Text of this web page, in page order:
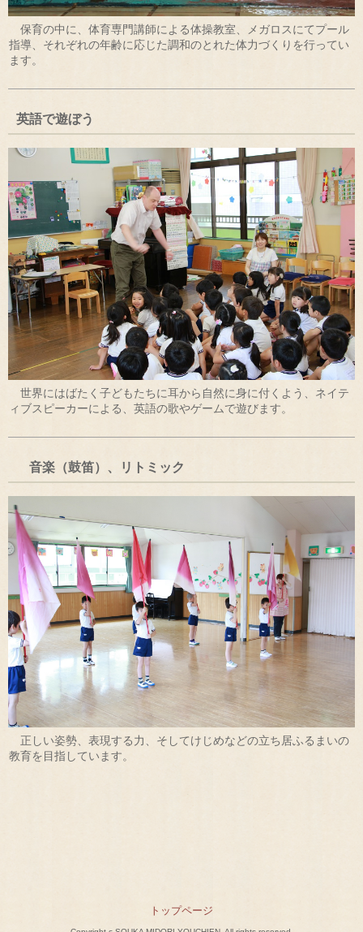
保育の中に、体育専門講師による体操教室、メガロスにてプール
指導、それぞれの年齢に応じた調和のとれた体力づくりを行ってい
ます。
英語で遊ぼう
世界にはばたく子どもたちに耳から自然に身に付くよう、ネイテ
ィブスピーカーによる、英語の歌やゲームで遊びます。
音楽（鼓笛）、リトミック
正しい姿勢、表現する力、そしてけじめなどの立ち居ふるまいの
教育を目指しています。
トップページ